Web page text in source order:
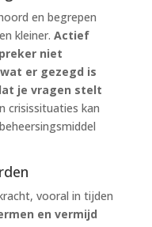
en begrepen
kleiner. Actief
niet
er gezegd is
je vragen stelt
crisissituaties kan
vooral in tijden
en vermijd